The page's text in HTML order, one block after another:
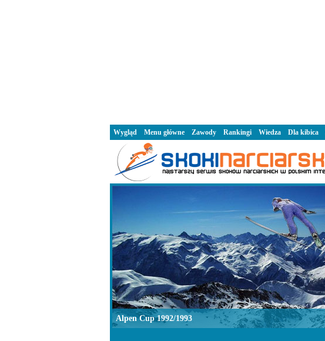
Alpen Cup 1992/1993
Wygląd Menu główne Zawody Rankingi Wiedza Dla kibica